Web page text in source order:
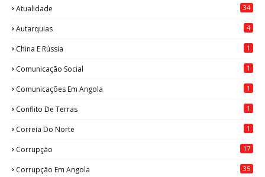
Atualidade 34
Autarquias 4
China E Rússia 1
Comunicação Social 1
Comunicações Em Angola 1
Conflito De Terras 1
Correia Do Norte 1
Corrupção 17
Corrupção Em Angola 35